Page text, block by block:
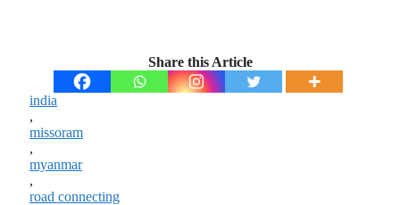
Share this Article
india
,
missoram
,
myanmar
,
road connecting